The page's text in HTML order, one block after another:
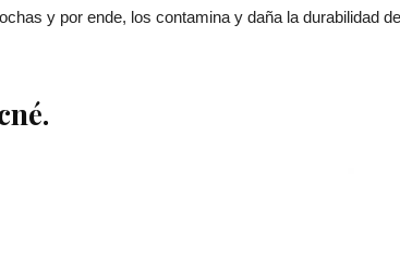
y por ende, los contamina y daña la durabilidad